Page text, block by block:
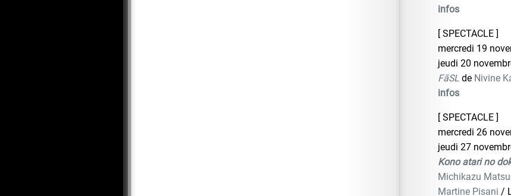
infos
[ SPECTACLE ]
mercredi 19
jeudi 20
FāSL de Nivine
infos
[ SPECTACLE ]
mercredi 26
jeudi 27
Kono atari no
Michikazu
Martine Pisani /